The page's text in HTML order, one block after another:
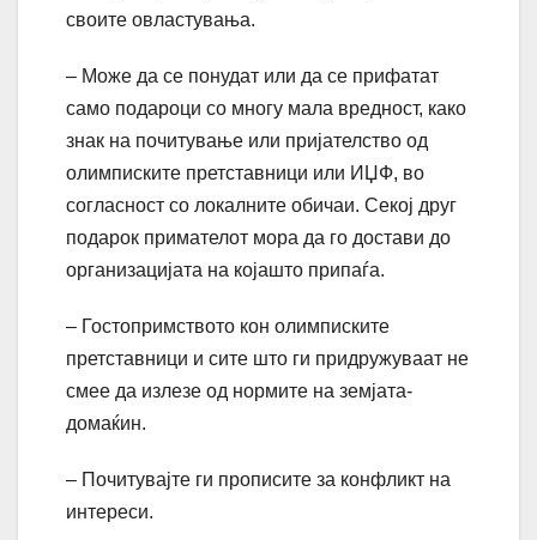
своите овластувања.
– Може да се понудат или да се прифатат
само подароци со многу мала вредност, како
знак на почитување или пријателство од
олимписките претставници или ИЏФ, во
согласност со локалните обичаи. Секој друг
подарок примателот мора да го достави до
организацијата на којашто припаѓа.
– Гостопримството кон олимписките
претставници и сите што ги придружуваат не
смее да излезе од нормите на земјата-
домаќин.
– Почитувајте ги прописите за конфликт на
интереси.